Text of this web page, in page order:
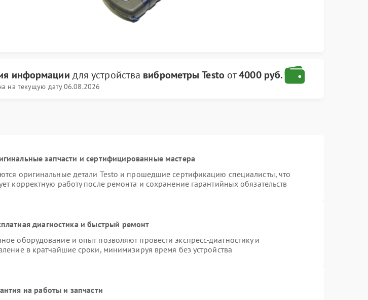
информации для устройства виброметры Testo от4000 руб.
на текущую дату 06.08.2026
запчасти и сертифицированные мастера
оригинальные детали Testo и прошедшие сертификацию специалисты, что
корректную работу после ремонта и сохранение гарантийных обязательств
диагностика и быстрый ремонт
оборудование и опыт позволяют провести экспресс-диагностику и
в кратчайшие сроки, минимизируя время без устройства
на работы и запчасти